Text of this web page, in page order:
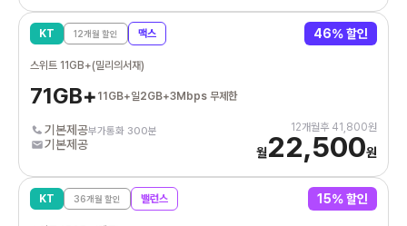
KT 12개월 할인 맥스 46% 할인
스위트 11GB+(밀리의서재)
71GB+ 11GB+일2GB+3Mbps 무제한
기본제공부가통화 300분
기본제공
12개월후 41,800원
월22,500원
KT 36개월 할인 밸런스 15% 할인